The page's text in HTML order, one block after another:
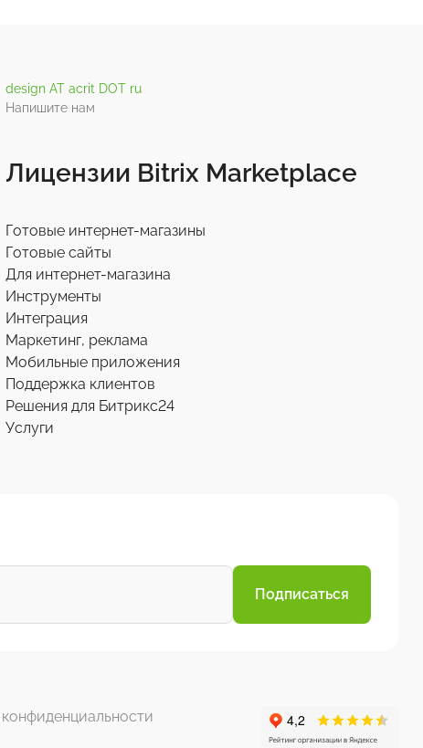
design AT acrit DOT ru
Напишите нам
Лицензии Bitrix Marketplace
Готовые интернет-магазины
Готовые сайты
Для интернет-магазина
Инструменты
Интеграция
Маркетинг, реклама
Мобильные приложения
Поддержка клиентов
Решения для Битрикс24
Услуги
Подписаться